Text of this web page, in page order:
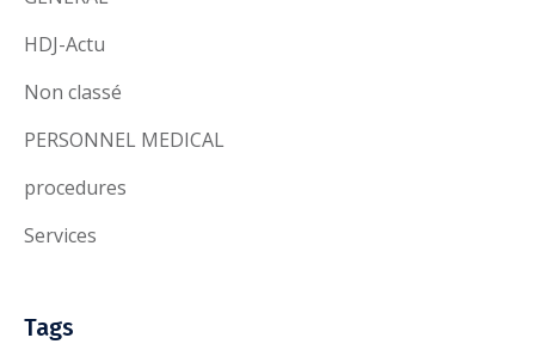
HDJ-Actu
Non classé
PERSONNEL MEDICAL
procedures
Services
Tags